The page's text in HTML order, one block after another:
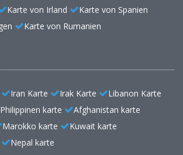
Karte von Irland
Karte von Spanien
Karte von Rumanien
Iran Karte Irak Karte
Libanon Karte
Philippinen karte
Afghanistan karte
Marokko karte
Kuwait karte
Nepal karte